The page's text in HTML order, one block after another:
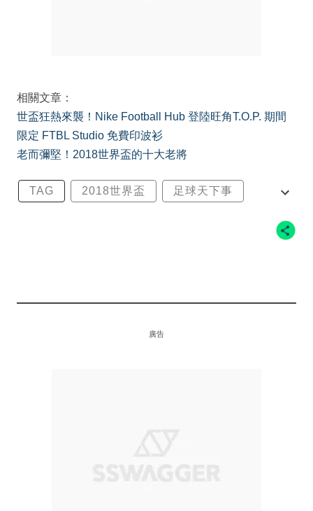
相關文章：
世盃狂熱來襲！Nike Football Hub 登陸旺角T.O.P. 期間
限定 FTBL Studio 免費印波衫
老而彌堅！2018世界盃的十大老將
TAG 2018世界盃 足球天下事
廣告